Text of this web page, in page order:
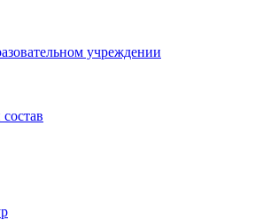
учреждении